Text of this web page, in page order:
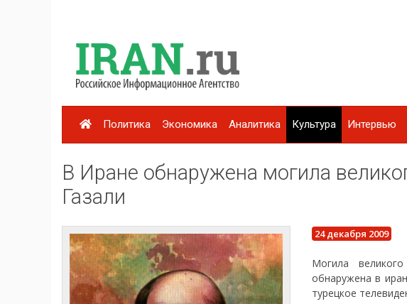
Политика Экономика Аналитика Культура Интервью
В Иране обнаружена могила
Газали
24 декабря 2009
Могила
обнаружена в
турецкое